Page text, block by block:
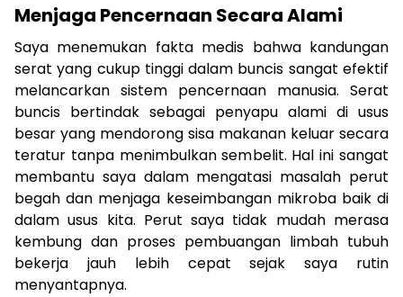
Menjaga Pencernaan Secara Alami
Saya menemukan fakta medis bahwa kandungan
serat yang cukup tinggi dalam buncis sangat efektif
melancarkan sistem pencernaan manusia. Serat
buncis bertindak sebagai penyapu alami di usus
besar yang mendorong sisa makanan keluar secara
teratur tanpa menimbulkan sembelit. Hal ini sangat
membantu saya dalam mengatasi masalah perut
begah dan menjaga keseimbangan mikroba baik di
dalam usus kita. Perut saya tidak mudah merasa
kembung dan proses pembuangan limbah tubuh
bekerja jauh lebih cepat sejak saya rutin
menyantapnya.